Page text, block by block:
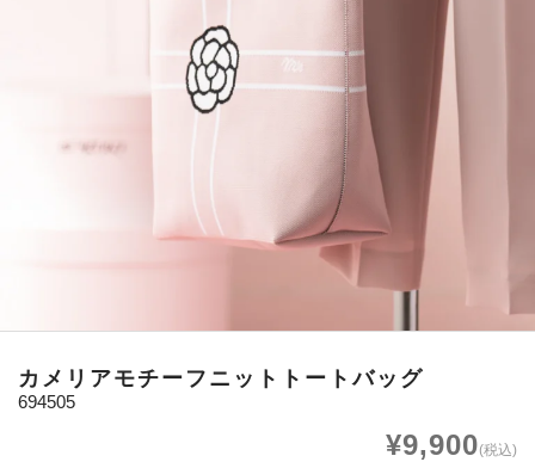
カメリアモチーフニットトートバッグ
694505
¥9,900(税込)